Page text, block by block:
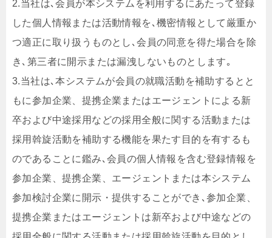
2.当社は､会員が本システムを利用するにあたって登録
した個人情報または活動情報を､機密情報として厳重か
つ適正に取り扱うものとし､会員の同意を得た場合を除
き､第三者に開示または漏洩しないものとします｡
3.当社は､本システムが会員の就職活動を補助するとと
もに参加企業、提携企業またはエージェントによる新
卒および中途採用などの採用全般に関する活動または
採用斡旋活動を補助する機能を果たす目的を有するも
のであることに鑑み､会員の個人情報を含む登録情報を
参加企業、提携企業、エージェントまたは本システム
参加検討企業に開示・提供することができ､参加企業、
提携企業またはエージェントは新卒および中途などの